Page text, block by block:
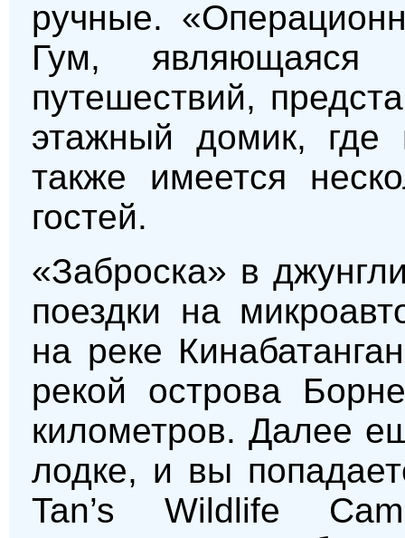
ручные.
Гум, являющаяся
путешествий,
этажный домик, где
также имеется
гостей.
«Заброска» в
поездки на
на реке
рекой острова
километров. Далее
лодке, и вы
Tan’s Wildlife